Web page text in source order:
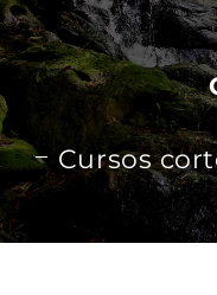
CATÁLOGO
MATRÍCULA Y PAGOS
CONTACTO
Cursos